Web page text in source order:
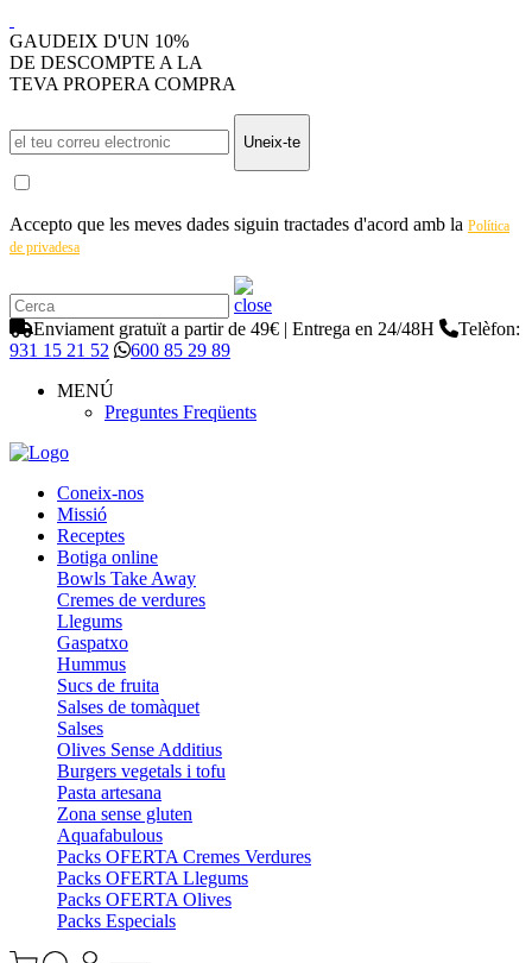
GAUDEIX D'UN 10%
DE DESCOMPTE A LA
TEVA PROPERA COMPRA
Uneix-te
Accepto que les meves dades siguin tractades d'acord amb la Política
de privadesa
Enviament gratuït a partir de 49€ | Entrega en 24/48H
Telèfon:
931 15 21 52
600 85 29 89
MENÚ
Preguntes Freqüents
Coneix-nos
Missió
Receptes
Botiga online
Bowls Take Away
Cremes de verdures
Llegums
Gaspatxo
Hummus
Sucs de fruita
Salses de tomàquet
Salses
Olives Sense Additius
Burgers vegetals i tofu
Pasta artesana
Zona sense gluten
Aquafabulous
Packs OFERTA Cremes Verdures
Packs OFERTA Llegums
Packs OFERTA Olives
Packs Especials